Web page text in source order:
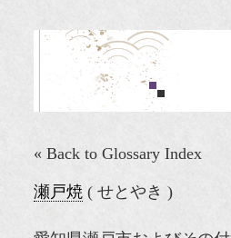
« Back to Glossary Index
瀬戸焼 ( せとやき )